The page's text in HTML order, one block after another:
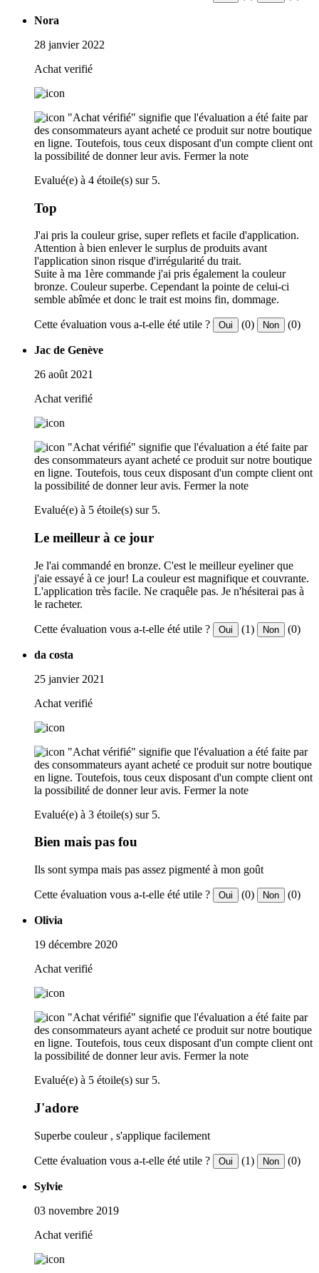
Nora
28 janvier 2022
Achat verifié
"Achat vérifié" signifie que l'évaluation a été faite par
des consommateurs ayant acheté ce produit sur notre boutique
en ligne. Toutefois, tous ceux disposant d'un compte client ont
la possibilité de donner leur avis. Fermer la note
Evalué(e) à 4 étoile(s) sur 5.
Top
J'ai pris la couleur grise, super reflets et facile d'application.
Attention à bien enlever le surplus de produits avant
l'application sinon risque d'irrégularité du trait.
Suite à ma 1ère commande j'ai pris également la couleur
bronze. Couleur superbe. Cependant la pointe de celui-ci
semble abîmée et donc le trait est moins fin, dommage.
Cette évaluation vous a-t-elle été utile ? Oui (0) Non (0)
Jac de Genève
26 août 2021
Achat verifié
"Achat vérifié" signifie que l'évaluation a été faite par
des consommateurs ayant acheté ce produit sur notre boutique
en ligne. Toutefois, tous ceux disposant d'un compte client ont
la possibilité de donner leur avis. Fermer la note
Evalué(e) à 5 étoile(s) sur 5.
Le meilleur à ce jour
Je l'ai commandé en bronze. C'est le meilleur eyeliner que
j'aie essayé à ce jour! La couleur est magnifique et couvrante.
L'application très facile. Ne craquêle pas. Je n'hésiterai pas à
le racheter.
Cette évaluation vous a-t-elle été utile ? Oui (1) Non (0)
da costa
25 janvier 2021
Achat verifié
"Achat vérifié" signifie que l'évaluation a été faite par
des consommateurs ayant acheté ce produit sur notre boutique
en ligne. Toutefois, tous ceux disposant d'un compte client ont
la possibilité de donner leur avis. Fermer la note
Evalué(e) à 3 étoile(s) sur 5.
Bien mais pas fou
Ils sont sympa mais pas assez pigmenté à mon goût
Cette évaluation vous a-t-elle été utile ? Oui (0) Non (0)
Olivia
19 décembre 2020
Achat verifié
"Achat vérifié" signifie que l'évaluation a été faite par
des consommateurs ayant acheté ce produit sur notre boutique
en ligne. Toutefois, tous ceux disposant d'un compte client ont
la possibilité de donner leur avis. Fermer la note
Evalué(e) à 5 étoile(s) sur 5.
J'adore
Superbe couleur , s'applique facilement
Cette évaluation vous a-t-elle été utile ? Oui (1) Non (0)
Sylvie
03 novembre 2019
Achat verifié